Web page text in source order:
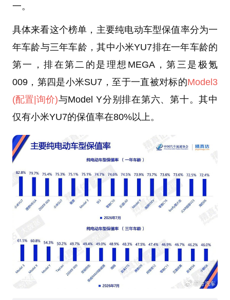
一。
具体来看这个榜单，主要纯电动车型保值率分为一
年车龄与三年车龄，其中小米YU7排在一年车龄的
第一，排在第二的是理想MEGA，第三是极氪
009，第四是小米SU7，至于一直被对标的Model3
(配置|询价)与Model Y分别排在第六、第十。其中
仅有小米YU7的保值率在80%以上。